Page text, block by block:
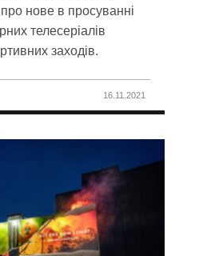
нове в просуванні
телесеріалів
заходів.
16.11.2021